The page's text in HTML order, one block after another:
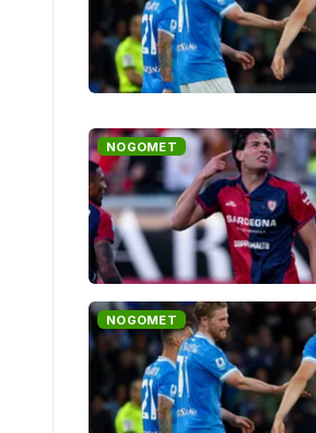
NOGOMET
NOGOMET